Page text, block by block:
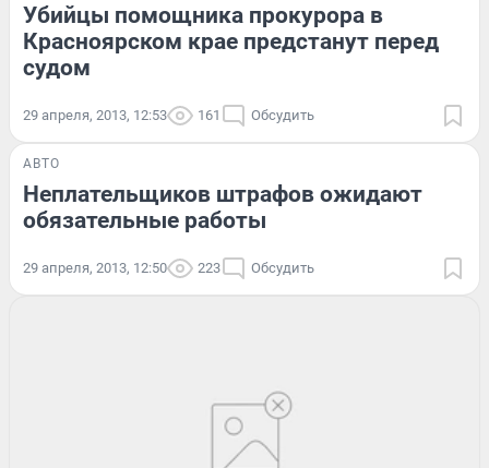
Убийцы помощника прокурора в
Красноярском крае предстанут перед
судом
29 апреля, 2013, 12:53 161 Обсудить
АВТО
Неплательщиков штрафов ожидают
обязательные работы
29 апреля, 2013, 12:50 223 Обсудить